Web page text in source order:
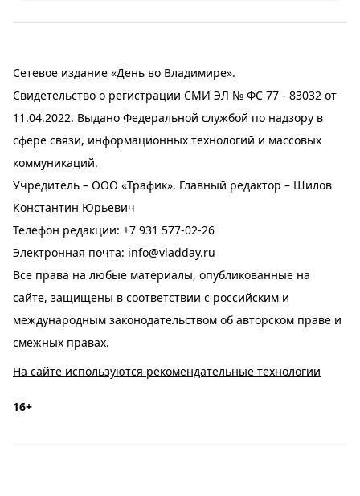
Сетевое издание «День во Владимире».
Свидетельство о регистрации СМИ ЭЛ № ФС 77 - 83032 от
11.04.2022. Выдано Федеральной службой по надзору в
сфере связи, информационных технологий и массовых
коммуникаций.
Учредитель – ООО «Трафик». Главный редактор – Шилов
Константин Юрьевич
Телефон редакции: +7 931 577-02-26
Электронная почта: info@vladday.ru
Все права на любые материалы, опубликованные на
сайте, защищены в соответствии с российским и
международным законодательством об авторском праве и
смежных правах.
На сайте используются рекомендательные технологии
16+